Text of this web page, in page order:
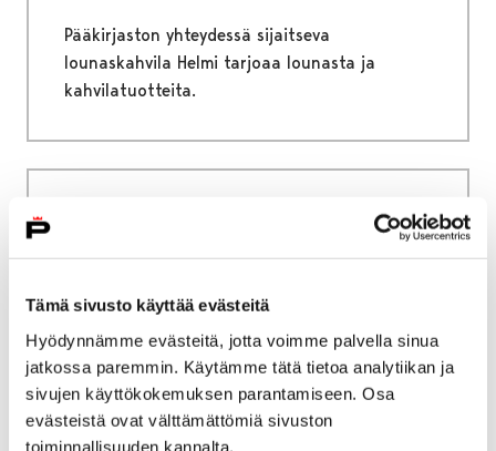
Tämä sivusto käyttää evästeitä
Hyödynnämme evästeitä, jotta voimme palvella sinua
jatkossa paremmin. Käytämme tätä tietoa analytiikan ja
sivujen käyttökokemuksen parantamiseen. Osa
evästeistä ovat välttämättömiä sivuston
toiminnallisuuden kannalta.
Pääkirjaston yhteydessä sijaitseva
lounaskahvila Helmi tarjoaa lounasta ja
kahvilatuotteita.
Ajankohtaisia tapahtumia